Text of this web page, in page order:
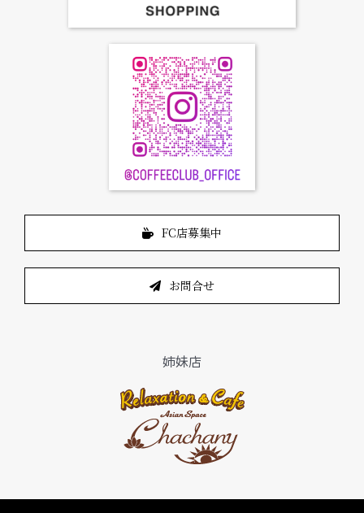
FC店募集中
お問合せ
姉妹店